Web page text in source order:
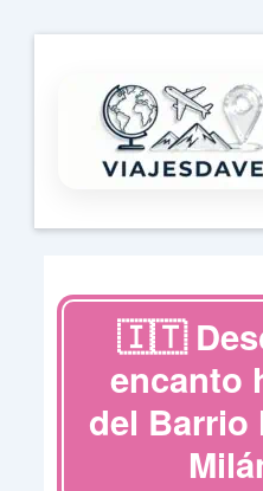
contenido
🇮🇹
encanto
del Barrio